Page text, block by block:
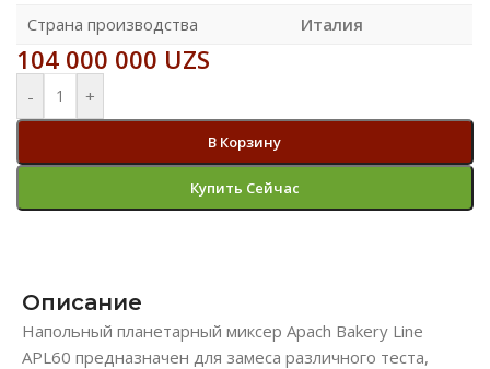
Страна производства
Италия
104 000 000 UZS
- +
В Корзину
Купить Сейчас
Описание
Напольный планетарный миксер Apach Bakery Line
APL60 предназначен для замеса различного теста,